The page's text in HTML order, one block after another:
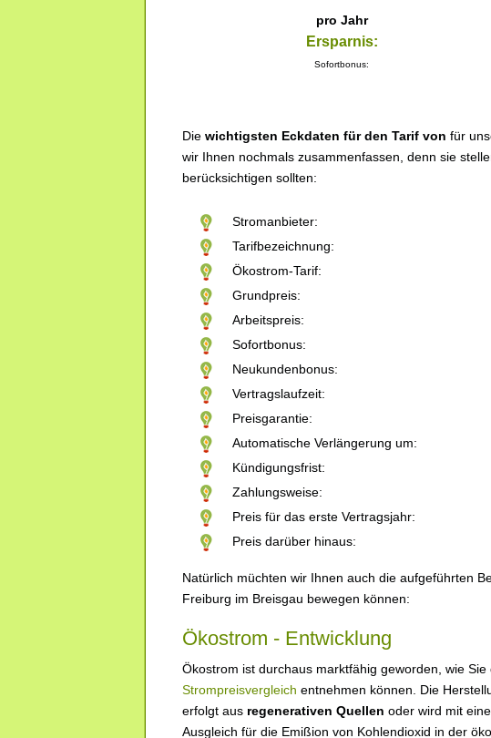
pro Jahr
Ersparnis:
Sofortbonus:
Die wichtigsten Eckdaten für den Tarif von für
wir Ihnen nochmals zusammenfassen, denn sie
berücksichtigen sollten:
Stromanbieter:
Tarifbezeichnung:
Ökostrom-Tarif:
Grundpreis:
Arbeitspreis:
Sofortbonus:
Neukundenbonus:
Vertragslaufzeit:
Preisgarantie:
Automatische Verlängerung um:
Kündigungsfrist:
Zahlungsweise:
Preis für das erste Vertragsjahr:
Preis darüber hinaus:
Natürlich müchten wir Ihnen auch die aufgeführten
Freiburg im Breisgau bewegen können:
Ökostrom - Entwicklung
Ökostrom ist durchaus marktfähig geworden, wie Sie
Strompreisvergleich entnehmen können. Die
erfolgt aus regenerativen Quellen oder wird mit
Ausgleich für die Emißion von Kohlendioxid in der